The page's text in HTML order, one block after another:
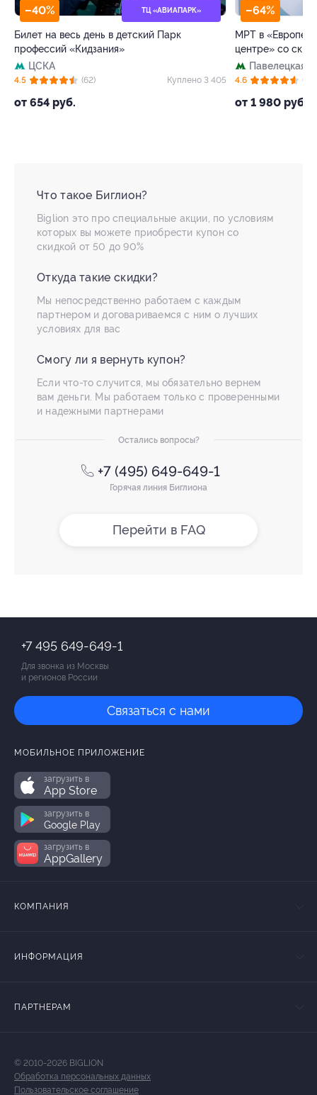
–40% ТЦ «АВИАПАРК»
Билет на весь день в детский Парк
профессий «Кидзания»
ЦСКА
от 654 руб.
4.5 (62) Куплено 3 405
–64%
МРТ в
центре» со
Павелецкая
от 1 980 руб.
4.6 (73)
Что такое Биглион?
Biglion это про специальные акции, по условиям
которых вы можете приобрести купон со
скидкой от 50 до 90%
Откуда такие скидки?
Мы непосредственно работаем с каждым
партнером и договариваемся с ним о лучших
условиях для вас
Смогу ли я вернуть купон?
Если что-то случится, мы обязательно вернем
вам деньги. Мы работаем только с проверенными
и надежными партнерами
Остались вопросы?
+7 (495) 649-649-1
Горячая линия Биглиона
Перейти в FAQ
+7 495 649-649-1
Для звонка из Москвы
и регионов России
Связаться с нами
МОБИЛЬНОЕ ПРИЛОЖЕНИЕ
загрузить в
App Store
загрузить в
Google Play
загрузить в
AppGallery
КОМПАНИЯ
ИНФОРМАЦИЯ
ПАРТНЕРАМ
© 2010-2026 BIGLION
Обработка персональных данных
Пользовательское соглашение